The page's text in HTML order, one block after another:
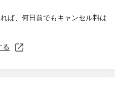
ば、何日前でもキャンセル料は